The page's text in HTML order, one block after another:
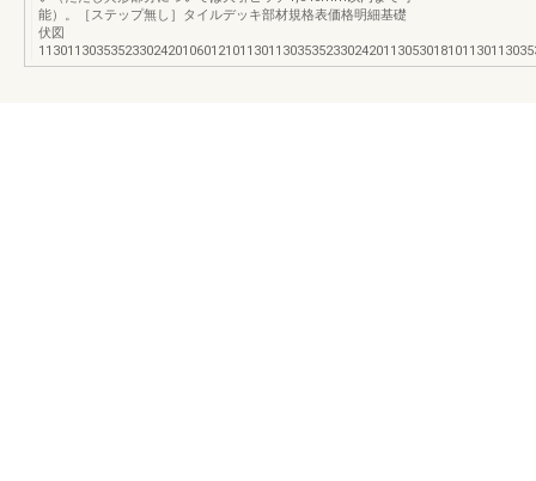
能）。［ステップ無し］タイルデッキ部材規格表価格明細基礎
伏図